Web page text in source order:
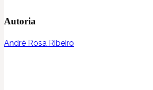
Autoria
André Rosa Ribeiro